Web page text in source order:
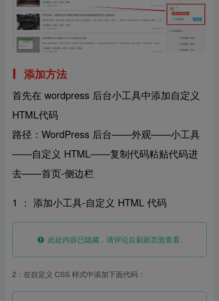
添加方法
首先在 wordpress 后台小工具中添加自定义
HTML代码
路径：WordPress 后台——外观——小工具
——自定义 HTML——复制代码粘贴代码进
去——首页-侧边栏
1 ： 添加小工具-自定义 HTML 代码
此处内容已隐藏，请评论后刷新页面查看.
2：在自定义 CSS 样式中添加下面代码：